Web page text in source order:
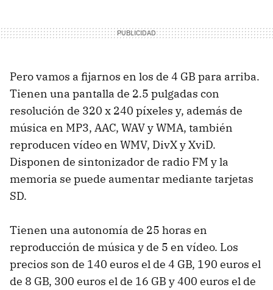
Pero vamos a fijarnos en los de 4 GB para arriba.
Tienen una pantalla de 2.5 pulgadas con
resolución de 320 x 240 píxeles y, además de
música en MP3, AAC, WAV y WMA, también
reproducen vídeo en WMV, DivX y XviD.
Disponen de sintonizador de radio FM y la
memoria se puede aumentar mediante tarjetas
SD.
Tienen una autonomía de 25 horas en
reproducción de música y de 5 en vídeo. Los
precios son de 140 euros el de 4 GB, 190 euros el
de 8 GB, 300 euros el de 16 GB y 400 euros el de